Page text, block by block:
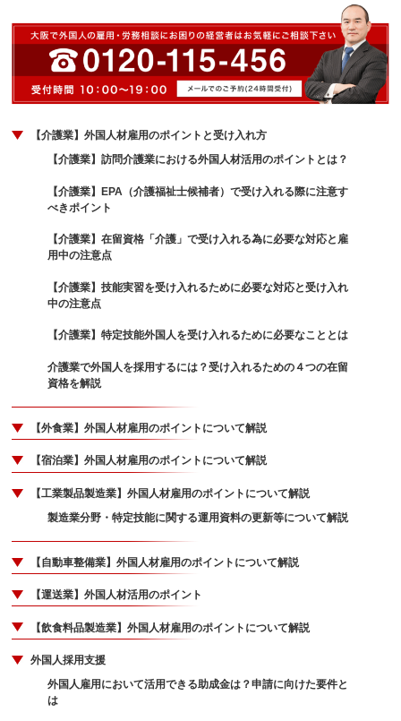
【介護業】外国人材雇用のポイントと受け入れ方
【介護業】訪問介護業における外国人材活用のポイントとは？
【介護業】EPA（介護福祉士候補者）で受け入れる際に注意す
べきポイント
【介護業】在留資格「介護」で受け入れる為に必要な対応と雇
用中の注意点
【介護業】技能実習を受け入れるために必要な対応と受け入れ
中の注意点
【介護業】特定技能外国人を受け入れるために必要なこととは
介護業で外国人を採用するには？受け入れるための４つの在留
資格を解説
【外食業】外国人材雇用のポイントについて解説
【宿泊業】外国人材雇用のポイントについて解説
【工業製品製造業】外国人材雇用のポイントについて解説
製造業分野・特定技能に関する運用資料の更新等について解説
【自動車整備業】外国人材雇用のポイントについて解説
【運送業】外国人材活用のポイント
【飲食料品製造業】外国人材雇用のポイントについて解説
外国人採用支援
外国人雇用において活用できる助成金は？申請に向けた要件と
は